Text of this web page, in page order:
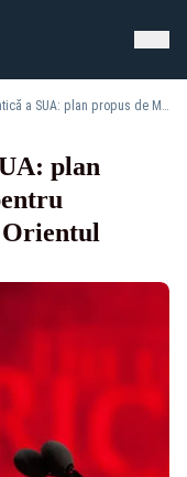
Inițiativă diplomatică a SUA: plan propus de Marco Rubio pentru calmarea conflictului din Orientul Mijlociu
plan